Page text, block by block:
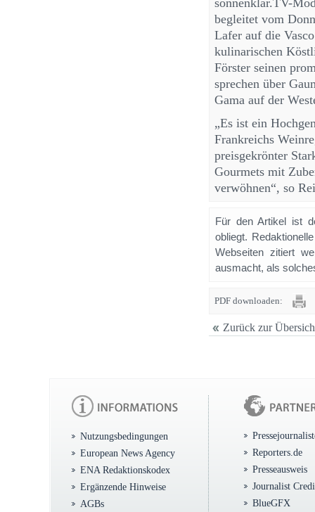
sonnenklar.TV-
begleitet vom
Lafer auf die
kulinarischen
Förster seinen
sprechen über
Gama auf der
„Es ist ein
Frankreichs
preisgekrönter
Gourmets mit
verwöhnen“, so
Für den Artikel ist
obliegt.
Webseiten zitiert
ausmacht, als
PDF downloaden:
Zurück zur
Nutzungsbedingungen
European News Agency
ENA Redaktionskodex
Ergänzende Hinweise
AGBs
Reporters.de
Presseausweis
Journalist
BlueGFX